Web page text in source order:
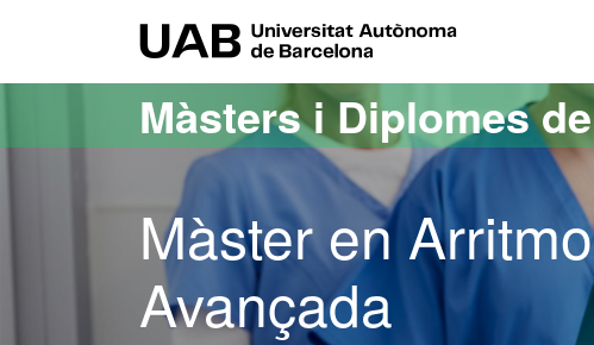
Màsters i Diplomes
Màster en
Avançada